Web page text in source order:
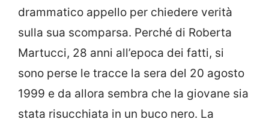
drammatico appello per chiedere verità
sulla sua scomparsa. Perché di Roberta
Martucci, 28 anni all’epoca dei fatti, si
sono perse le tracce la sera del 20 agosto
1999 e da allora sembra che la giovane sia
stata risucchiata in un buco nero. La